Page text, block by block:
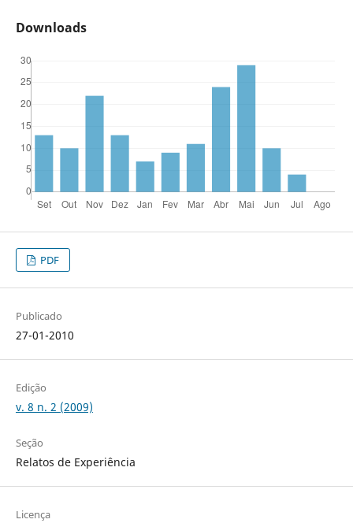
Downloads
PDF
Publicado
27-01-2010
Edição
v. 8 n. 2 (2009)
Seção
Relatos de Experiência
Licença